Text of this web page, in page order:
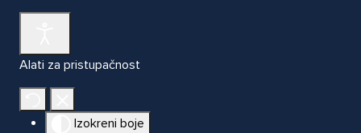
Alati za pristupačnost
Izokreni boje